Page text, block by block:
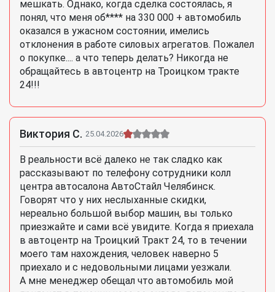
мешкать. Однако, когда сделка состоялась, я
понял, что меня об**** на 330 000 + автомобиль
оказался в ужасном состоянии, имелись
отклонения в работе силовых агрегатов. Пожалел
о покупке.... а что теперь делать? Никогда не
обращайтесь в автоцентр на Троицком тракте
24!!!
Виктория С. 25.04.2026
В реальности всё далеко не так сладко как
рассказывают по телефону сотрудники колл
центра автосалона АвтоСтайл Челябинск.
Говорят что у них неслыханные скидки,
нереально большой выбор машин, вы только
приезжайте и сами всё увидите. Когда я приехала
в автоцентр на Троицкий Тракт 24, то в течении
моего там нахождения, человек наверно 5
приехало и с недовольными лицами уезжали.
А мне менеджер обещал что автомобиль мой